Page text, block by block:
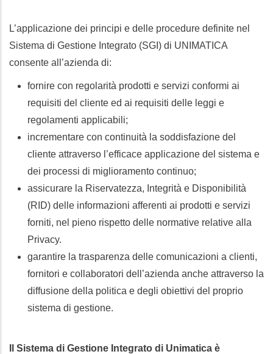
L’applicazione dei principi e delle procedure definite nel
Sistema di Gestione Integrato (SGI) di UNIMATICA
consente all’azienda di:
fornire con regolarità prodotti e servizi conformi ai
requisiti del cliente ed ai requisiti delle leggi e
regolamenti applicabili;
incrementare con continuità la soddisfazione del
cliente attraverso l’efficace applicazione del sistema e
dei processi di miglioramento continuo;
assicurare la Riservatezza, Integrità e Disponibilità
(RID) delle informazioni afferenti ai prodotti e servizi
forniti, nel pieno rispetto delle normative relative alla
Privacy.
garantire la trasparenza delle comunicazioni a clienti,
fornitori e collaboratori dell’azienda anche attraverso la
diffusione della politica e degli obiettivi del proprio
sistema di gestione.
Il Sistema di Gestione Integrato di Unimatica è